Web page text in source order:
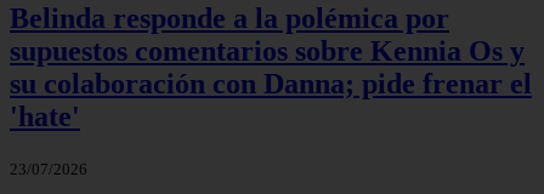
Belinda responde a la polémica por
supuestos comentarios sobre Kennia Os y
su colaboración con Danna; pide frenar el
'hate'
23/07/2026